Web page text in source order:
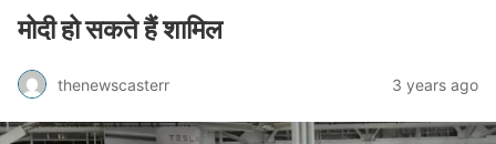
मोदी हो सकते हैं शामिल
thenewscasterr 3 years ago